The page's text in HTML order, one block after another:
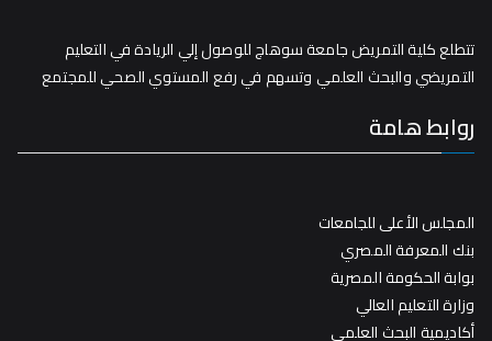
تتطلع كلية التمريض جامعة سوهاج للوصول إلي الريادة في التعليم
التمريضي والبحث العلمي وتسهم في رفع المستوي الصحي للمجتمع
روابط هامة
المجلس الأعلى للجامعات
بنك المعرفة المصري
بوابة الحكومة المصرية
وزارة التعليم العالي
أكاديمية البحث العلمي